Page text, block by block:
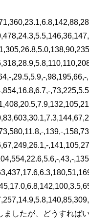
,29.5,5.9,-,98,195,66,-
,139,-
,43,-
ましたが、どうすれば